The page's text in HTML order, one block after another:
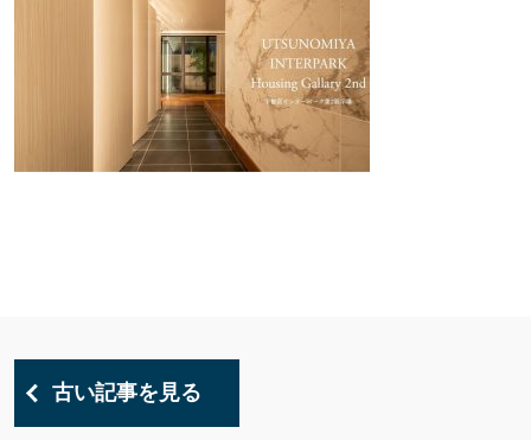
古い記事を見る